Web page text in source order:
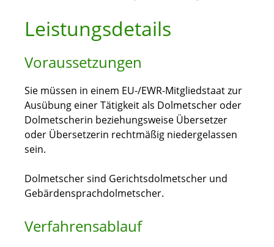
Leistungsdetails
Voraussetzungen
Sie müssen in einem EU-/EWR-Mitgliedstaat zur
Ausübung einer Tätigkeit als Dolmetscher oder
Dolmetscherin beziehungsweise Übersetzer
oder Übersetzerin rechtmäßig niedergelassen
sein.
Dolmetscher sind Gerichtsdolmetscher und
Gebärdensprachdolmetscher.
Verfahrensablauf